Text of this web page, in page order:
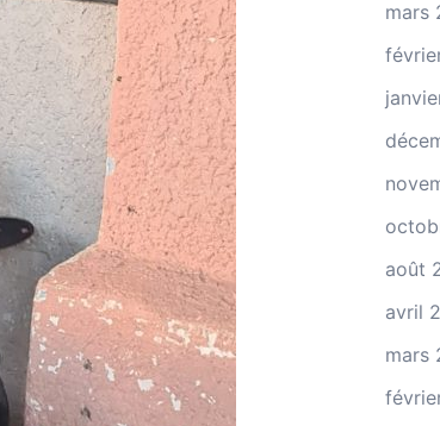
mars
août
avril
mars